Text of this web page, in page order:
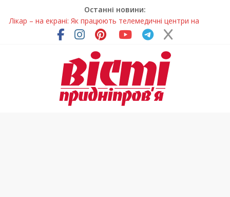
Останні новини:
Лікар – на екрані: Як працюють телемедичні центри на
Дніпропетровщині
У Дніпрі триває масштабна підготовка до опалювального
Пошуки тривають: на Дніпропетровщині досліджують місце
розташування легендарного монастиря (Фото)
Ветерани Дніпропетровщини отримують шанс на власне